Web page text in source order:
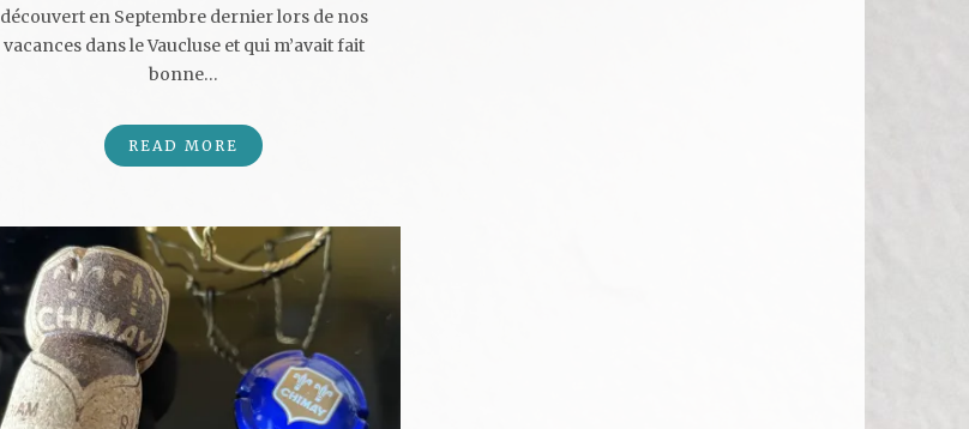
découvert en Septembre dernier lors de nos
vacances dans le Vaucluse et qui m’avait fait
bonne…
READ MORE